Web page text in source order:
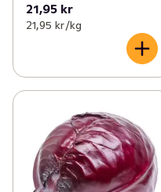
21,95 kr
21,95 kr /kg